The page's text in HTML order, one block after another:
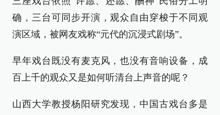
确，三台可同步开演，观众自由穿梭于不同观
演区域，被网友戏称“元代的沉浸式剧场”。
早年戏台既没有麦克风，也没有音响设备，成
百上千的观众又是如何听清台上声音的呢？
山西大学教授杨阳研究发现，中国古戏台多是